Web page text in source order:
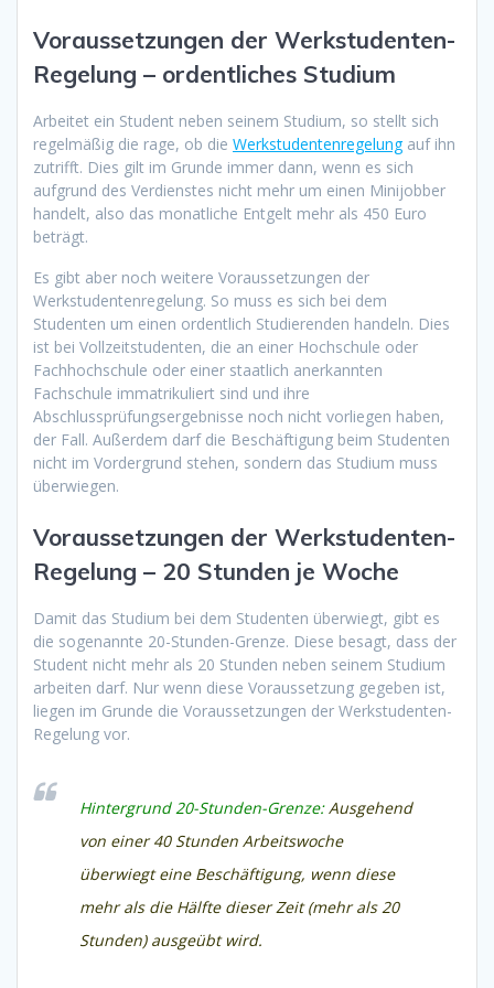
Voraussetzungen der Werkstudenten-
Regelung – ordentliches Studium
Arbeitet ein Student neben seinem Studium, so stellt sich
regelmäßig die rage, ob die Werkstudentenregelungauf ihn
zutrifft. Dies gilt im Grunde immer dann, wenn es sich
aufgrund des Verdienstes nicht mehr um einen Minijobber
handelt, also das monatliche Entgelt mehr als 450 Euro
beträgt.
Es gibt aber noch weitere Voraussetzungen der
Werkstudentenregelung. So muss es sich bei dem
Studenten um einen ordentlich Studierenden handeln. Dies
ist bei Vollzeitstudenten, die an einer Hochschule oder
Fachhochschule oder einer staatlich anerkannten
Fachschule immatrikuliert sind und ihre
Abschlussprüfungsergebnisse noch nicht vorliegen haben,
der Fall. Außerdem darf die Beschäftigung beim Studenten
nicht im Vordergrund stehen, sondern das Studium muss
überwiegen.
Voraussetzungen der Werkstudenten-
Regelung – 20 Stunden je Woche
Damit das Studium bei dem Studenten überwiegt, gibt es
die sogenannte 20-Stunden-Grenze. Diese besagt, dass der
Student nicht mehr als 20 Stunden neben seinem Studium
arbeiten darf. Nur wenn diese Voraussetzung gegeben ist,
liegen im Grunde die Voraussetzungen der Werkstudenten-
Regelung vor.
Hintergrund 20-Stunden-Grenze:Ausgehend
von einer 40 Stunden Arbeitswoche
überwiegt eine Beschäftigung, wenn diese
mehr als die Hälfte dieser Zeit (mehr als 20
Stunden) ausgeübt wird.